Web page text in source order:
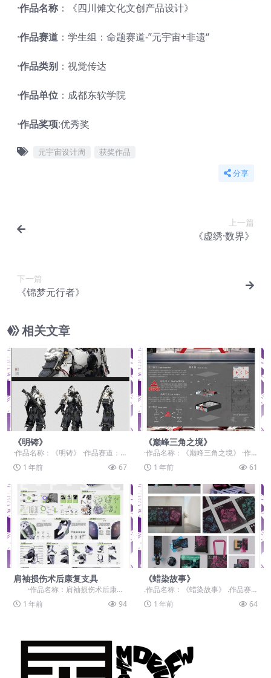
·作品名称 ：《四川傩文化文创产品设计》
·作品赛道 ：学生组：命题赛道-”元宇宙+非遗“
·作品类别 ：视觉传达
·作品单位 ：成都东软学院
·作品奖项:优秀奖
元宇宙设计周 获奖作品
分享
上一篇
《虚绣·数界》
下一篇
《锦梦元行者》
相关文章
《明铸》
·作品名称：《明铸》 ·作品赛道：
学生组：自由主题赛道-”元宇宙+“ ·
作品类别...
1 年前 67
《巅峰三角之境》
·作品名称：《巅峰三角之境》 ·作
品赛道：学生组：自由主题赛道-”元
宇宙+“ ·...
1 年前 61
肩袖损伤术后康复支具
·作品名称：肩袖损伤术后康复
支具 ·作品赛道:学生组：自由主题
赛...1 年前 94
《蜡染故事》
.作品名称：《蜡染故事》 .作品赛
道：设计师组：命题赛道-”元宇宙
+非遗“ .作...
1 年前 64